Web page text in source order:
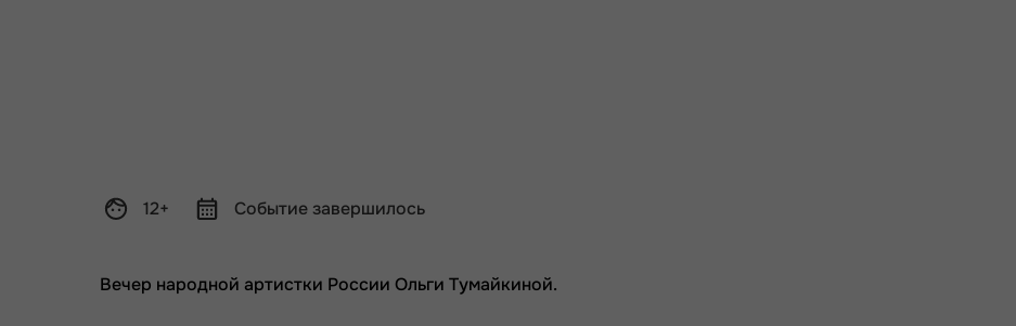
12+ Событие завершилось
Вечер народной артистки России Ольги Тумайкиной.